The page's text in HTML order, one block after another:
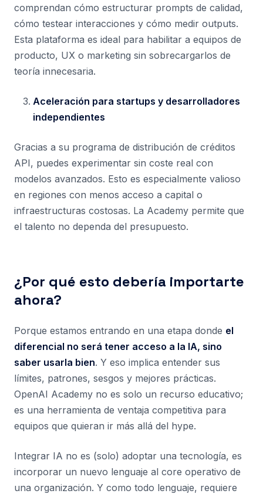
comprendan cómo estructurar prompts de calidad,
cómo testear interacciones y cómo medir outputs.
Esta plataforma es ideal para habilitar a equipos de
producto, UX o marketing sin sobrecargarlos de
teoría innecesaria.
Aceleración para startups y desarrolladores
independientes
Gracias a su programa de distribución de créditos
API, puedes experimentar sin coste real con
modelos avanzados. Esto es especialmente valioso
en regiones con menos acceso a capital o
infraestructuras costosas. La Academy permite que
el talento no dependa del presupuesto.
¿Por qué esto debería importarte
ahora?
Porque estamos entrando en una etapa donde el
diferencial no será tener acceso a la IA, sino
saber usarla bien. Y eso implica entender sus
límites, patrones, sesgos y mejores prácticas.
OpenAI Academy no es solo un recurso educativo;
es una herramienta de ventaja competitiva para
equipos que quieran ir más allá del hype.
Integrar IA no es (solo) adoptar una tecnología, es
incorporar un nuevo lenguaje al core operativo de
una organización. Y como todo lenguaje, requiere